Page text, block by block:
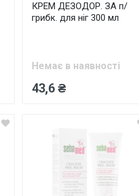
КРЕМ ДЕЗОДОР. ЗА п/
грибк. для ніг 300 мл
Немає в наявності
43,6 ₴